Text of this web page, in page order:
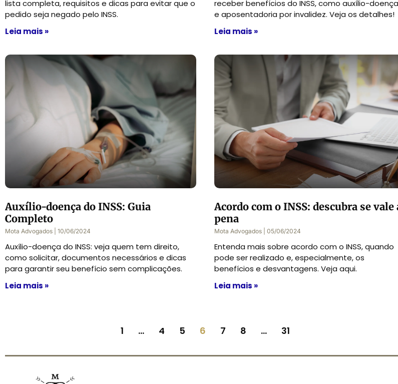
lista completa, requisitos e dicas para evitar que o
pedido seja negado pelo INSS.
Leia mais »
receber benefícios do INSS, como auxílio-doença
e aposentadoria por invalidez. Veja os detalhes!
Leia mais »
Auxílio-doença do INSS: Guia
Completo
Mota Advogados 10/06/2024
Auxílio-doença do INSS: veja quem tem direito,
como solicitar, documentos necessários e dicas
para garantir seu benefício sem complicações.
Leia mais »
Acordo com o INSS: descubra se vale
pena
Mota Advogados 05/06/2024
Entenda mais sobre acordo com o INSS, quando
pode ser realizado e, especialmente, os
benefícios e desvantagens. Veja aqui.
Leia mais »
1 … 4 5 6 7 8 … 31